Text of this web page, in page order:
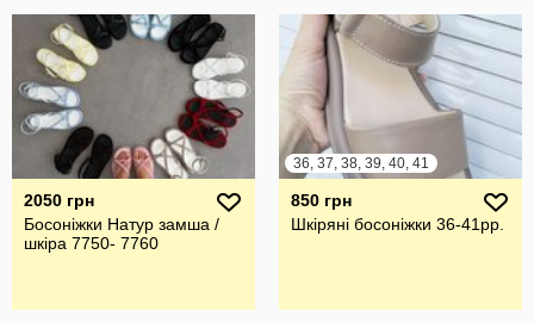
2050 грн
Босоніжки Натур замша /
шкіра 7750- 7760
36, 37, 38, 39, 40, 41
850 грн
Шкіряні босоніжки 36-41рр.